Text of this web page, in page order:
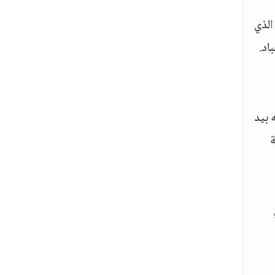
بيد